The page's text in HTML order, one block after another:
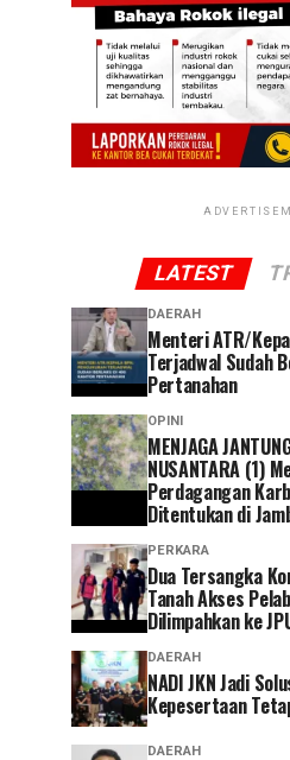
LATEST
DAERAH
Menteri ATR/
Terjadwal Sudah
Pertanahan
OPINI
MENJAGA
NUSANTARA (1)
Perdagangan
Ditentukan di
PERKARA
Dua Tersangka
Tanah Akses
Dilimpahkan ke
DAERAH
NADI JKN Jadi
Kepesertaan
DAERAH